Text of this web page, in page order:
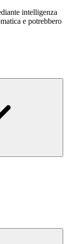
intelligenza
e potrebbero